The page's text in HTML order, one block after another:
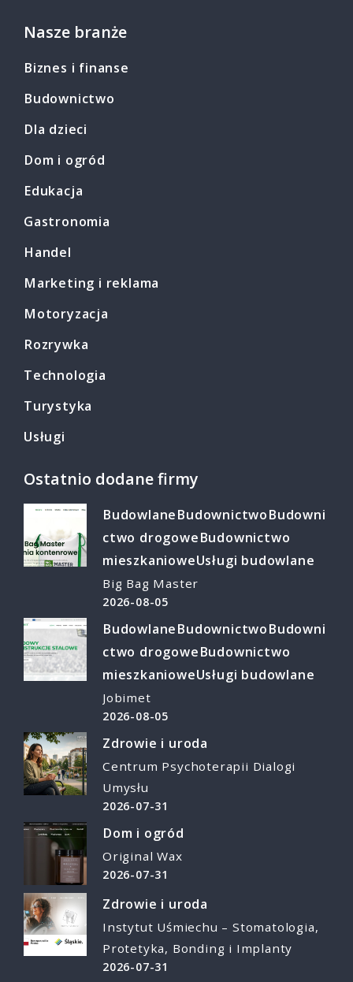
Nasze branże
Biznes i finanse
Budownictwo
Dla dzieci
Dom i ogród
Edukacja
Gastronomia
Handel
Marketing i reklama
Motoryzacja
Rozrywka
Technologia
Turystyka
Usługi
Ostatnio dodane firmy
BudowlaneBudownictwoBudowni
ctwo drogoweBudownictwo
mieszkanioweUsługi budowlane
Big Bag Master
2026-08-05
BudowlaneBudownictwoBudowni
ctwo drogoweBudownictwo
mieszkanioweUsługi budowlane
Jobimet
2026-08-05
Zdrowie i uroda
Centrum Psychoterapii Dialogi
Umysłu
2026-07-31
Dom i ogród
Original Wax
2026-07-31
Zdrowie i uroda
Instytut Uśmiechu – Stomatologia,
Protetyka, Bonding i Implanty
2026-07-31